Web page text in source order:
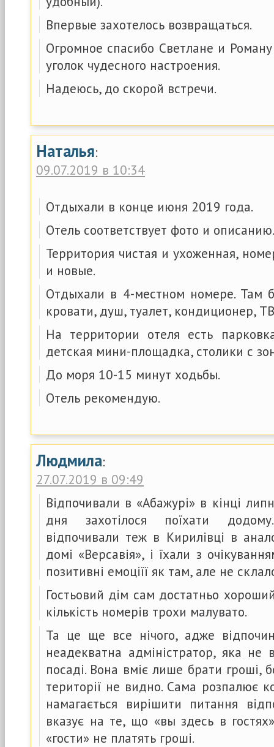
Впервые захотелось возвращаться.
Огромное спасибо Светлане и
уголок чудесного настроения.
Надеюсь, до скорой встречи.
Наталья:
09.07.2019 в 10:34
Отдыхали в конце июня 2019 года.
Отель соответствует фото и описанию.
Территория чистая и ухоженная,
и новые.
Отдыхали в 4-местном номере. Там
кровати, душ, туалет, кондиционер,
На территории отеля есть
детская мини-площадка, столики с
До моря 10-15 минут ходьбы.
Отель рекомендую.
Людмила:
27.07.2019 в 09:49
Відпочивали в «Абажурі» в кінці
дня захотілося поїхати
відпочивали теж в Кирилівці в
домі «Версавія», і їхали з
позитивні емоціїї як там, але не
Гостьовий дім сам достатньо
кількість номерів трохи малувато.
Та це ще все нічого, адже
неадекватна адміністратор, яка не
посаді. Вона вміє лише брати гроші,
території не видно. Сама розпалює
намагається вирішити питання
вказує на те, що «вы здесь в
«гости» не платять гроші.